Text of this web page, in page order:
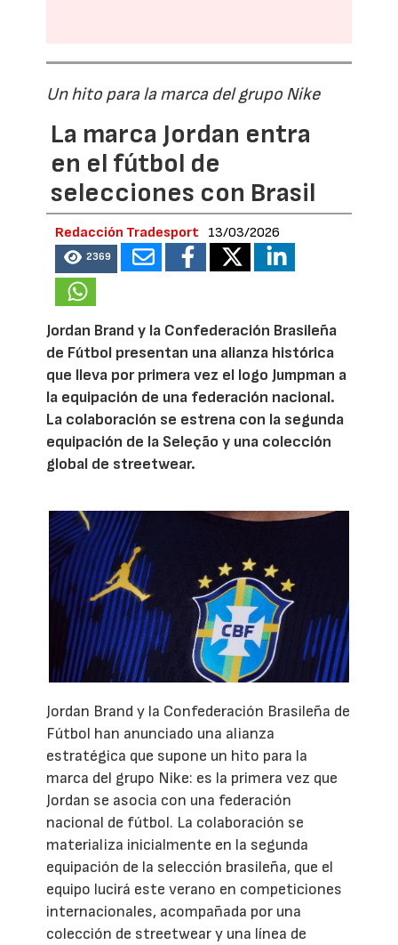
Un hito para la marca del grupo Nike
La marca Jordan entra
en el fútbol de
selecciones con Brasil
Redacción Tradesport 13/03/2026
2369
Jordan Brand y la Confederación Brasileña
de Fútbol presentan una alianza histórica
que lleva por primera vez el logo Jumpman a
la equipación de una federación nacional.
La colaboración se estrena con la segunda
equipación de la Seleção y una colección
global de streetwear.
Jordan Brand y la Confederación Brasileña de
Fútbol han anunciado una alianza
estratégica que supone un hito para la
marca del grupo Nike: es la primera vez que
Jordan se asocia con una federación
nacional de fútbol. La colaboración se
materializa inicialmente en la segunda
equipación de la selección brasileña, que el
equipo lucirá este verano en competiciones
internacionales, acompañada por una
colección de streetwear y una línea de